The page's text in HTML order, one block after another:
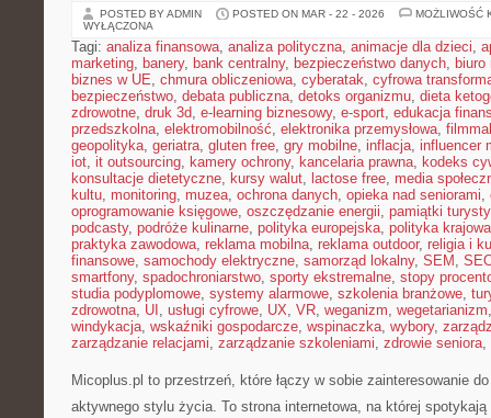
POSTED BY ADMIN POSTED ON MAR - 22 - 2026
MOŻLIWOŚĆ
WYŁĄCZONA
Tagi: analiza finansowa, analiza polityczna, animacje dla dzieci,
marketing, banery, bank centralny, bezpieczeństwo danych, biuro
biznes w UE, chmura obliczeniowa, cyberatak, cyfrowa
bezpieczeństwo, debata publiczna, detoks organizmu, dieta
zdrowotne, druk 3d, e-learning biznesowy, e-sport, edukacja
przedszkolna, elektromobilność, elektronika przemysłowa,
geopolityka, geriatra, gluten free, gry mobilne, inflacja, influencer
iot, it outsourcing, kamery ochrony, kancelaria prawna, kodeks
konsultacje dietetyczne, kursy walut, lactose free, media
kultu, monitoring, muzea, ochrona danych, opieka nad seniorami,
oprogramowanie księgowe, oszczędzanie energii, pamiątki
podcasty, podróże kulinarne, polityka europejska, polityka krajowa
praktyka zawodowa, reklama mobilna, reklama outdoor, religia i
finansowe, samochody elektryczne, samorząd lokalny, SEM ,
smartfony, spadochroniarstwo, sporty ekstremalne, stopy
studia podyplomowe, systemy alarmowe, szkolenia branżowe,
zdrowotna, UI , usługi cyfrowe, UX, VR, weganizm, wegetarianizm
windykacja, wskaźniki gospodarcze, wspinaczka, wybory,
zarządzanie relacjami, zarządzanie szkoleniami, zdrowie seniora,
Micoplus.pl to przestrzeń, które łączy w sobie zainteresowanie
aktywnego stylu życia. To strona internetowa, na której spotykają